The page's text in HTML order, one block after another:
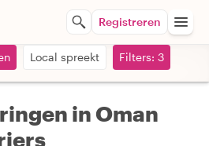
Registreren
Local spreekt Filters: 3
in Oman